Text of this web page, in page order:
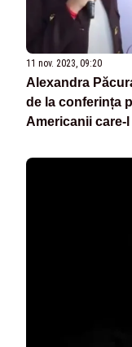
11 nov. 2023, 09:20
Alexandra
de la conferința
Americanii care-